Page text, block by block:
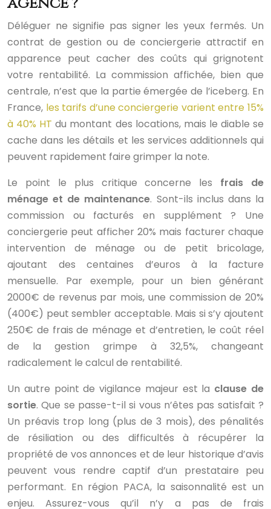
Déléguer ne signifie pas signer les yeux fermés. Un
contrat de gestion ou de conciergerie attractif en
apparence peut cacher des coûts qui grignotent
votre rentabilité. La commission affichée, bien que
centrale, n’est que la partie émergée de l’iceberg. En
France, les tarifs d’une conciergerie varient entre 15%
à 40% HT du montant des locations, mais le diable se
cache dans les détails et les services additionnels qui
peuvent rapidement faire grimper la note.
Le point le plus critique concerne les frais de
ménage et de maintenance. Sont-ils inclus dans la
commission ou facturés en supplément ? Une
conciergerie peut afficher 20% mais facturer chaque
intervention de ménage ou de petit bricolage,
ajoutant des centaines d’euros à la facture
mensuelle. Par exemple, pour un bien générant
2000€ de revenus par mois, une commission de 20%
(400€) peut sembler acceptable. Mais si s’y ajoutent
250€ de frais de ménage et d’entretien, le coût réel
de la gestion grimpe à 32,5%, changeant
radicalement le calcul de rentabilité.
Un autre point de vigilance majeur est la clause de
sortie. Que se passe-t-il si vous n’êtes pas satisfait ?
Un préavis trop long (plus de 3 mois), des pénalités
de résiliation ou des difficultés à récupérer la
propriété de vos annonces et de leur historique d’avis
peuvent vous rendre captif d’un prestataire peu
performant. En région PACA, la saisonnalité est un
enjeu. Assurez-vous qu’il n’y a pas de frais